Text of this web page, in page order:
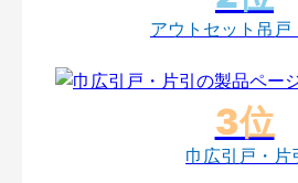
アウトセット吊戸
巾広引戸・片